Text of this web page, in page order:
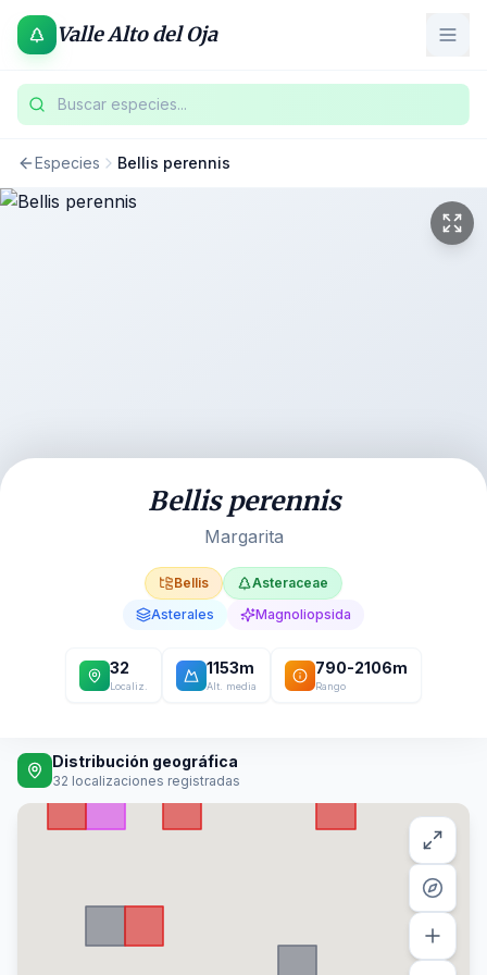
Valle Alto del Oja
Buscar especies...
Especies Bellis perennis
Bellis perennis
Margarita
Bellis
Asteraceae
Asterales
Magnoliopsida
32
Localiz.
1153m
Alt. media
790-2106m
Rango
Distribución geográfica
32 localizaciones registradas